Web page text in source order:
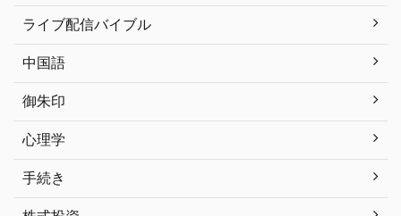
ライブ配信バイブル
中国語
御朱印
心理学
手続き